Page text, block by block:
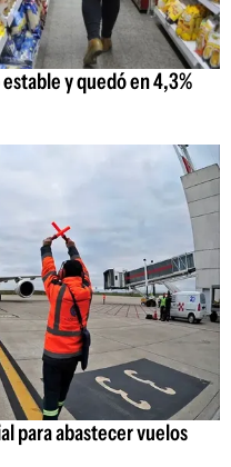
y quedó en 4,3%
para abastecer vuelos